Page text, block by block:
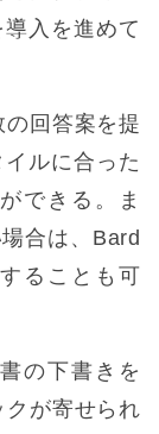
入を進めて
回答案を提
ルに合った
できる。ま
合は、Bard
ることも可
の下書きを
が寄せられ